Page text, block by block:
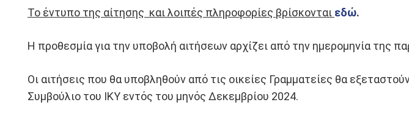
Το έντυπο της αίτησης και λοιπές πληροφορίες βρίσκονται εδώ.
Η προθεσμία για την υποβολή αιτήσεων αρχίζει από την ημερομηνία της
Οι αιτήσεις που θα υποβληθούν από τις οικείες Γραμματείες θα
Συμβούλιο του ΙΚΥ εντός του μηνός Δεκεμβρίου 2024.